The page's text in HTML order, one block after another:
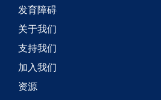
发育障碍
关于我们
支持我们
加入我们
资源